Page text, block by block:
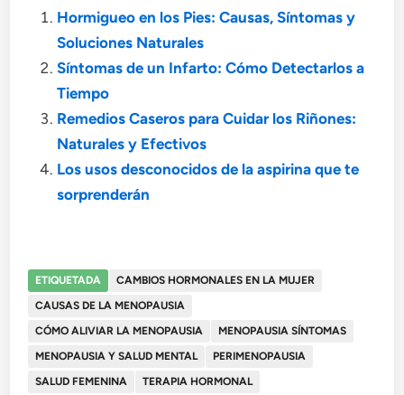
Hormigueo en los Pies: Causas, Síntomas y
Soluciones Naturales
Síntomas de un Infarto: Cómo Detectarlos a
Tiempo
Remedios Caseros para Cuidar los Riñones:
Naturales y Efectivos
Los usos desconocidos de la aspirina que te
sorprenderán
ETIQUETADA
CAMBIOS HORMONALES EN LA MUJER
CAUSAS DE LA MENOPAUSIA
CÓMO ALIVIAR LA MENOPAUSIA
MENOPAUSIA SÍNTOMAS
MENOPAUSIA Y SALUD MENTAL
PERIMENOPAUSIA
SALUD FEMENINA
TERAPIA HORMONAL